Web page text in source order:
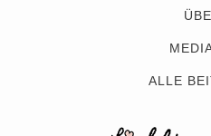
ALLE